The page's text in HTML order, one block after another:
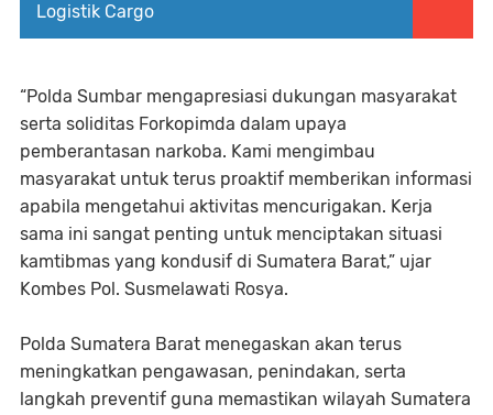
Logistik Cargo
“Polda Sumbar mengapresiasi dukungan masyarakat
serta soliditas Forkopimda dalam upaya
pemberantasan narkoba. Kami mengimbau
masyarakat untuk terus proaktif memberikan informasi
apabila mengetahui aktivitas mencurigakan. Kerja
sama ini sangat penting untuk menciptakan situasi
kamtibmas yang kondusif di Sumatera Barat,” ujar
Kombes Pol. Susmelawati Rosya.
Polda Sumatera Barat menegaskan akan terus
meningkatkan pengawasan, penindakan, serta
langkah preventif guna memastikan wilayah Sumatera